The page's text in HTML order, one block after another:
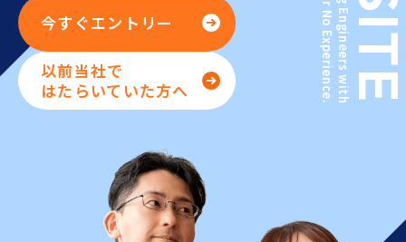
今すぐエントリー
以前当社で
はたらいていた方へ